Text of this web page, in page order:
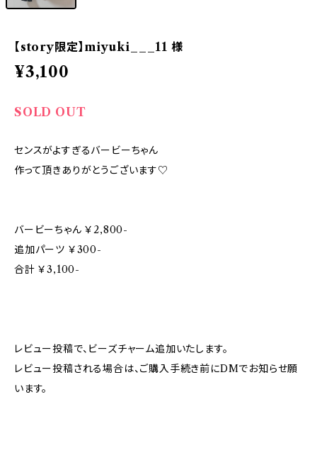
【story限定】miyuki___11 様
¥3,100
SOLD OUT
センスがよすぎるバービーちゃん
作って頂きありがとうございます♡
バービーちゃん ￥2,800-
追加パーツ ￥300-
合計 ￥3,100-
レビュー投稿で、ビーズチャーム追加いたします。
レビュー投稿される場合は、ご購入手続き前にDMでお知らせ願
います。